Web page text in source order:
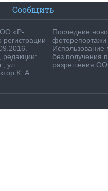
Сообщить
«Р-
редакции:
ул.
К. А.
Последние
фоторепортажи
Использование
без получения
разрешения